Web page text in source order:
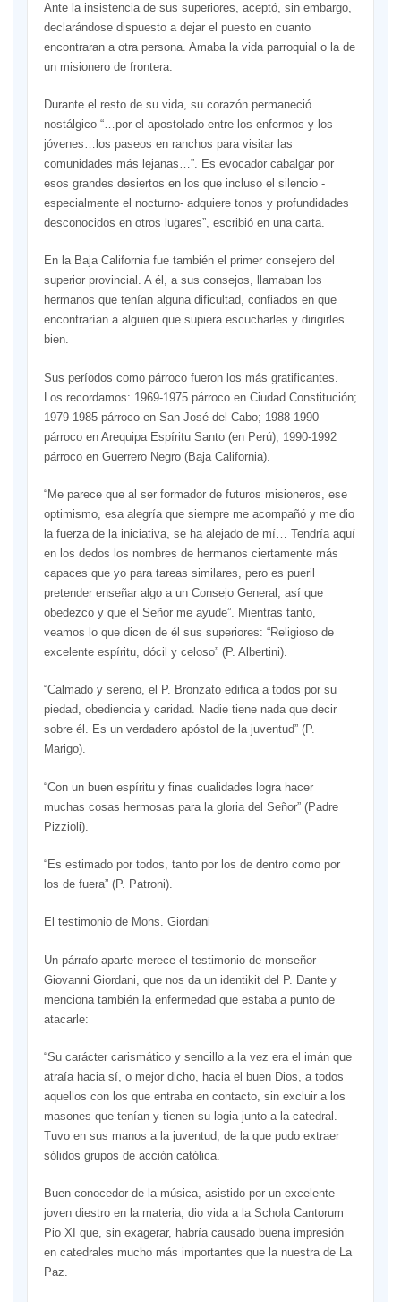
Ante la insistencia de sus superiores, aceptó, sin embargo,
declarándose dispuesto a dejar el puesto en cuanto
encontraran a otra persona. Amaba la vida parroquial o la de
un misionero de frontera.
Durante el resto de su vida, su corazón permaneció
nostálgico “…por el apostolado entre los enfermos y los
jóvenes…los paseos en ranchos para visitar las
comunidades más lejanas…”. Es evocador cabalgar por
esos grandes desiertos en los que incluso el silencio -
especialmente el nocturno- adquiere tonos y profundidades
desconocidos en otros lugares”, escribió en una carta.
En la Baja California fue también el primer consejero del
superior provincial. A él, a sus consejos, llamaban los
hermanos que tenían alguna dificultad, confiados en que
encontrarían a alguien que supiera escucharles y dirigirles
bien.
Sus períodos como párroco fueron los más gratificantes.
Los recordamos: 1969-1975 párroco en Ciudad Constitución;
1979-1985 párroco en San José del Cabo; 1988-1990
párroco en Arequipa Espíritu Santo (en Perú); 1990-1992
párroco en Guerrero Negro (Baja California).
“Me parece que al ser formador de futuros misioneros, ese
optimismo, esa alegría que siempre me acompañó y me dio
la fuerza de la iniciativa, se ha alejado de mí… Tendría aquí
en los dedos los nombres de hermanos ciertamente más
capaces que yo para tareas similares, pero es pueril
pretender enseñar algo a un Consejo General, así que
obedezco y que el Señor me ayude”. Mientras tanto,
veamos lo que dicen de él sus superiores: “Religioso de
excelente espíritu, dócil y celoso” (P. Albertini).
“Calmado y sereno, el P. Bronzato edifica a todos por su
piedad, obediencia y caridad. Nadie tiene nada que decir
sobre él. Es un verdadero apóstol de la juventud” (P.
Marigo).
“Con un buen espíritu y finas cualidades logra hacer
muchas cosas hermosas para la gloria del Señor” (Padre
Pizzioli).
“Es estimado por todos, tanto por los de dentro como por
los de fuera” (P. Patroni).
El testimonio de Mons. Giordani
Un párrafo aparte merece el testimonio de monseñor
Giovanni Giordani, que nos da un identikit del P. Dante y
menciona también la enfermedad que estaba a punto de
atacarle:
“Su carácter carismático y sencillo a la vez era el imán que
atraía hacia sí, o mejor dicho, hacia el buen Dios, a todos
aquellos con los que entraba en contacto, sin excluir a los
masones que tenían y tienen su logia junto a la catedral.
Tuvo en sus manos a la juventud, de la que pudo extraer
sólidos grupos de acción católica.
Buen conocedor de la música, asistido por un excelente
joven diestro en la materia, dio vida a la Schola Cantorum
Pio XI que, sin exagerar, habría causado buena impresión
en catedrales mucho más importantes que la nuestra de La
Paz.